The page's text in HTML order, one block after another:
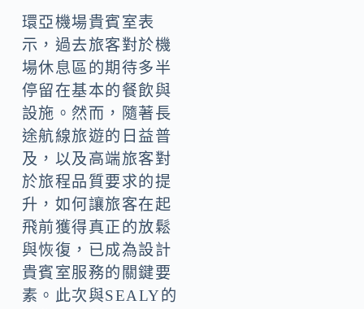
環亞機場貴賓室表
示，過去旅客對於機
場休息區的期待多半
停留在基本的餐飲與
設施。然而，隨著長
途航線旅遊的日益普
及，以及高端旅客對
於旅程品質要求的提
升，如何讓旅客在起
飛前獲得真正的放鬆
與恢復，已成為設計
貴賓室服務的關鍵要
素。此次與SEALY的